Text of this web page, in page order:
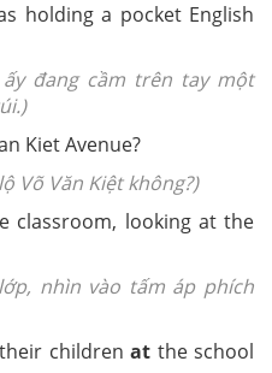
holding a pocket English
đang cầm trên tay một
Kiet Avenue?
Võ Văn Kiệt không?)
classroom, looking at the
nhìn vào tấm áp phích
childrenat the school